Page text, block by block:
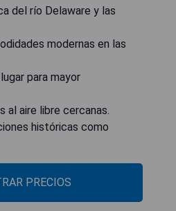
del río Delaware y las
modernas en las
para mayor
al aire libre cercanas.
históricas como
PRECIOS